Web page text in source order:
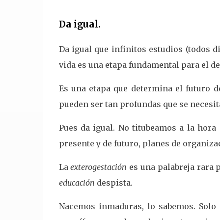
Da igual.
Da igual que infinitos estudios (todos
vida es una etapa fundamental para el
Es una etapa que determina el futuro
pueden ser tan profundas que se
Pues da igual. No titubeamos a la
presente y de futuro, planes de
Laexterogestación es una palabreja rara
educación despista.
Nacemos inmaduras, lo sabemos.